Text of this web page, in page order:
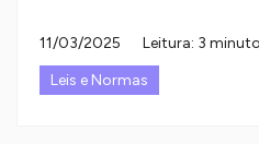
11/03/2025
Leitura: 3
Leis e Normas